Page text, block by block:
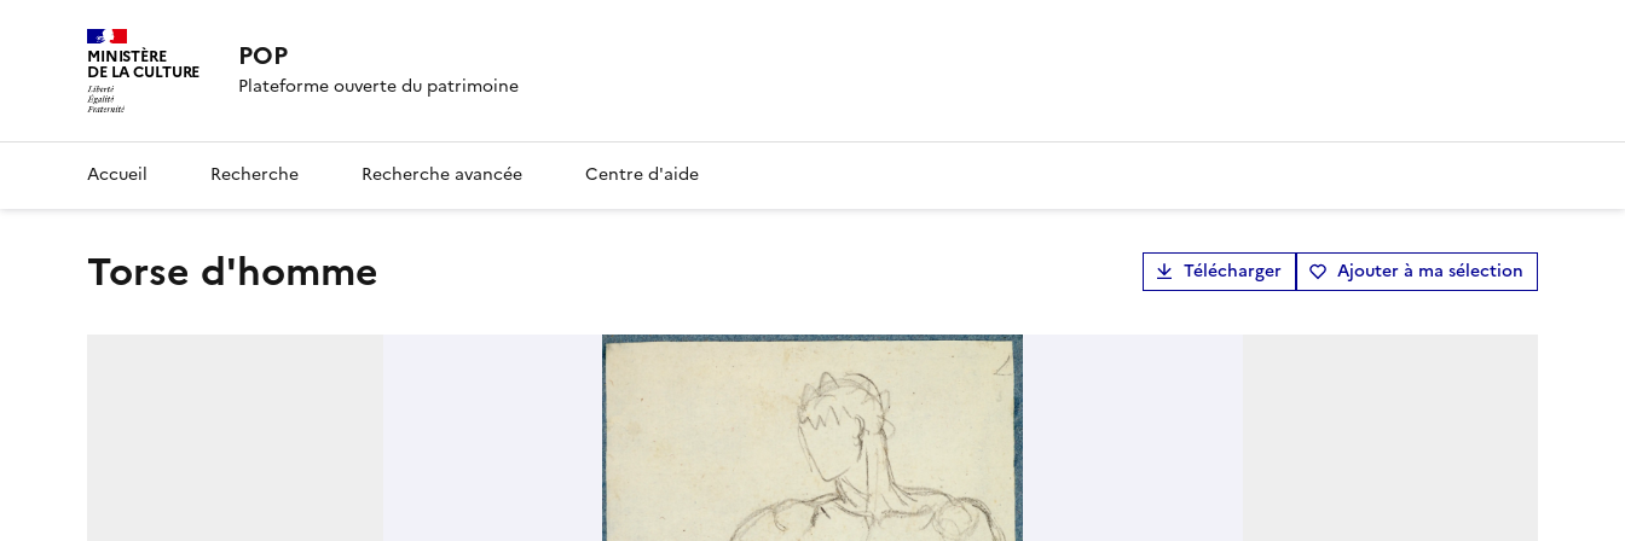
MINISTÈRE
DE LA CULTURE POP
Plateforme ouverte du patrimoine
Accueil Recherche Recherche avancée Centre d'aide
Torse d'homme Télécharger Ajouter à ma sélection